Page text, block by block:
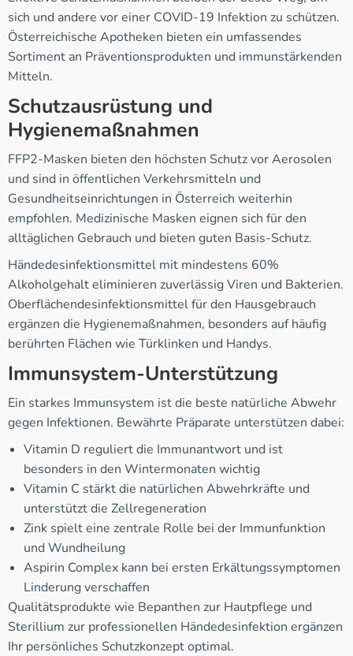
sich und andere vor einer COVID-19 Infektion zu schützen.
Österreichische Apotheken bieten ein umfassendes
Sortiment an Präventionsprodukten und immunstärkenden
Mitteln.
Schutzausrüstung und
Hygienemaßnahmen
FFP2-Masken bieten den höchsten Schutz vor Aerosolen
und sind in öffentlichen Verkehrsmitteln und
Gesundheitseinrichtungen in Österreich weiterhin
empfohlen. Medizinische Masken eignen sich für den
alltäglichen Gebrauch und bieten guten Basis-Schutz.
Händedesinfektionsmittel mit mindestens 60%
Alkoholgehalt eliminieren zuverlässig Viren und Bakterien.
Oberflächendesinfektionsmittel für den Hausgebrauch
ergänzen die Hygienemaßnahmen, besonders auf häufig
berührten Flächen wie Türklinken und Handys.
Immunsystem-Unterstützung
Ein starkes Immunsystem ist die beste natürliche Abwehr
gegen Infektionen. Bewährte Präparate unterstützen dabei:
Vitamin D reguliert die Immunantwort und ist
besonders in den Wintermonaten wichtig
Vitamin C stärkt die natürlichen Abwehrkräfte und
unterstützt die Zellregeneration
Zink spielt eine zentrale Rolle bei der Immunfunktion
und Wundheilung
Aspirin Complex kann bei ersten Erkältungssymptomen
Linderung verschaffen
Qualitätsprodukte wie Bepanthen zur Hautpflege und
Sterillium zur professionellen Händedesinfektion ergänzen
Ihr persönliches Schutzkonzept optimal.